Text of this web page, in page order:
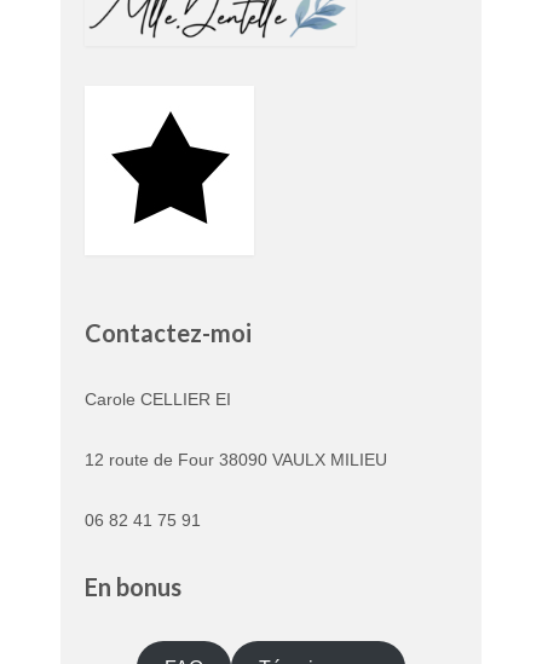
Contactez-moi
Carole CELLIER EI
12 route de Four 38090 VAULX MILIEU
06 82 41 75 91
En bonus